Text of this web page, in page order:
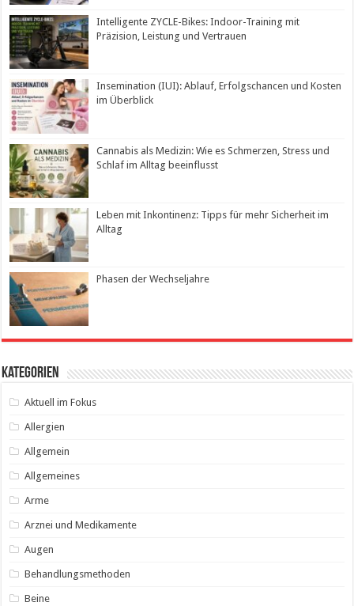
Intelligente ZYCLE-Bikes: Indoor-Training mit
Präzision, Leistung und Vertrauen
Insemination (IUI): Ablauf, Erfolgschancen und Kosten
im Überblick
Cannabis als Medizin: Wie es Schmerzen, Stress und
Schlaf im Alltag beeinflusst
Leben mit Inkontinenz: Tipps für mehr Sicherheit im
Alltag
Phasen der Wechseljahre
Kategorien
Aktuell im Fokus
Allergien
Allgemein
Allgemeines
Arme
Arznei und Medikamente
Augen
Behandlungsmethoden
Beine